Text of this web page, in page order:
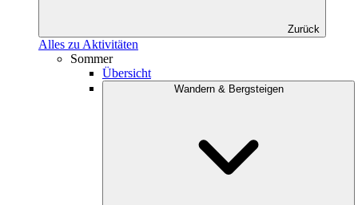
Zurück
Alles zu Aktivitäten
Sommer
Übersicht
Wandern & Bergsteigen